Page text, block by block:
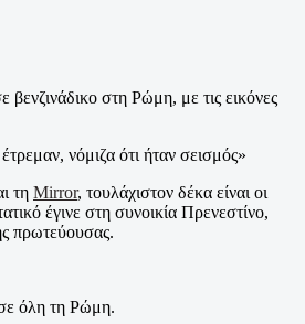
βενζινάδικο στη Ρώμη, με τις εικόνες
νόμιζα ότι ήταν σεισμός»
τη Mirror, τουλάχιστον δέκα είναι οι
έγινε στη συνοικία Πρενεστίνο,
πρωτεύουσας.
όλη τη Ρώμη.